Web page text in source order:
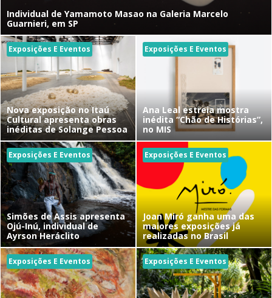
Individual de Yamamoto Masao na Galeria Marcelo
Guarnieri, em SP
Exposições E Eventos
Nova exposição no Itaú
Cultural apresenta obras
inéditas de Solange Pessoa
Exposições E Eventos
Ana Leal estreia mostra
inédita “Chão de Histórias”,
no MIS
Exposições E Eventos
Simões de Assis apresenta
Ojú-Inú, individual de
Ayrson Heráclito
Exposições E Eventos
Joan Miró ganha uma das
maiores exposições já
realizadas no Brasil
Exposições E Eventos Exposições E Eventos